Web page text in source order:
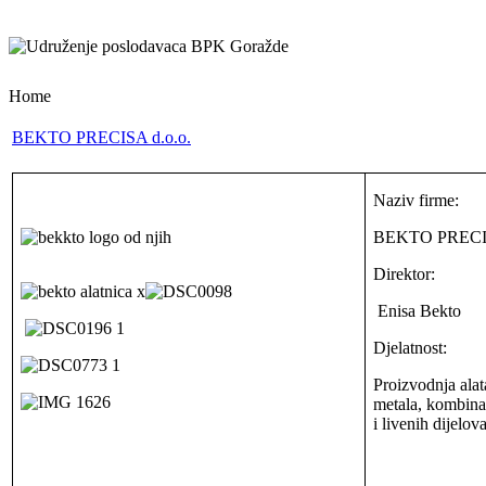
Home
BEKTO PRECISA d.o.o.
Naziv firme:
BEKTO
Direktor:
Enisa Bekto
Djelatnost:
Proizvodnja
metala,
i livenih